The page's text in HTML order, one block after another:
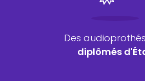
Des
diplômés